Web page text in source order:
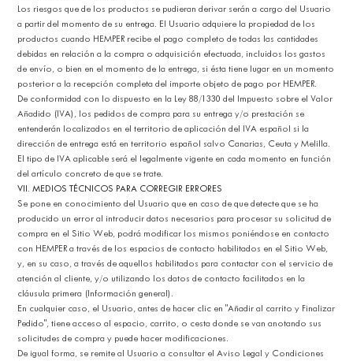
Los riesgos que de los productos se pudieran derivar serán a cargo del Usuario
a partir del momento de su entrega. El Usuario adquiere la propiedad de los
productos cuando HEMPER recibe el pago completo de todas las cantidades
debidas en relación a la compra o adquisición efectuada, incluidos los gastos
de envío, o bien en el momento de la entrega, si ésta tiene lugar en un momento
posterior a la recepción completa del importe objeto de pago por HEMPER.
De conformidad con lo dispuesto en la Ley 88/1330 del Impuesto sobre el Valor
Añadido (IVA), los pedidos de compra para su entrega y/o prestación se
entenderán localizados en el territorio de aplicación del IVA español si la
dirección de entrega está en territorio español salvo Canarias, Ceuta y Melilla.
El tipo de IVA aplicable será el legalmente vigente en cada momento en función
del artículo concreto de que se trate.
VII. MEDIOS TÉCNICOS PARA CORREGIR ERRORES
Se pone en conocimiento del Usuario que en caso de que detecte que se ha
producido un error al introducir datos necesarios para procesar su solicitud de
compra en el Sitio Web, podrá modificar los mismos poniéndose en contacto
con HEMPER a través de los espacios de contacto habilitados en el Sitio Web,
y, en su caso, a través de aquellos habilitados para contactar con el servicio de
atención al cliente, y/o utilizando los datos de contacto facilitados en la
cláusula primera (Información general).
En cualquier caso, el Usuario, antes de hacer clic en "Añadir al carrito y Finalizar
Pedido", tiene acceso al espacio, carrito, o cesta donde se van anotando sus
solicitudes de compra y puede hacer modificaciones.
De igual forma, se remite al Usuario a consultar el Aviso Legal y Condiciones